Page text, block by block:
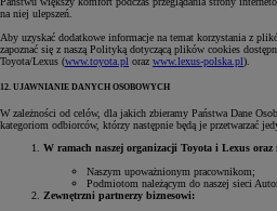
na niej ulepszeń.
Aby uzyskać dodatkowe informacje na temat korzystania z
zapoznać się z naszą Polityką dotyczącą plików cookies
Toyota/Lexus (www.toyota.pl oraz www.lexus-polska.pl).
12. UJAWNIANIE DANYCH OSOBOWYCH
W zależności od celów, dla jakich zbieramy Państwa Dane
kategoriom odbiorców, którzy następnie będą je przetwarzać
W ramach naszej organizacji Toyota i Lexus oraz
Naszym upoważnionym pracownikom;
Podmiotom należącym do naszej sieci
Zewnętrzni partnerzy biznesowi: